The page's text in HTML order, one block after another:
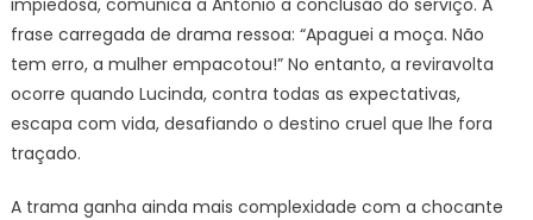
impiedosa, comunica a Antônio a conclusão do serviço. A
frase carregada de drama ressoa: “Apaguei a moça. Não
tem erro, a mulher empacotou!” No entanto, a reviravolta
ocorre quando Lucinda, contra todas as expectativas,
escapa com vida, desafiando o destino cruel que lhe fora
traçado.
A trama ganha ainda mais complexidade com a chocante